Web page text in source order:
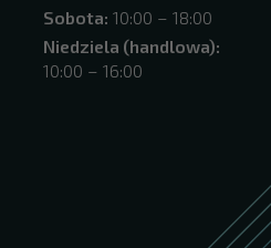
Sobota: 10:00 – 18:00
Niedziela (handlowa):
10:00 – 16:00